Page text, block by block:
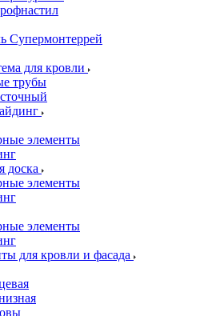
Супермонтеррей
для кровли
трубы
элементы
доска
элементы
элементы
для кровли и фасада